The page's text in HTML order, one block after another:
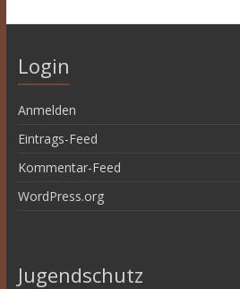
Login
Anmelden
Eintrags-Feed
Kommentar-Feed
WordPress.org
Jugendschutz